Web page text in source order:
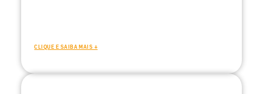
CLIQUE E SAIBA MAIS +